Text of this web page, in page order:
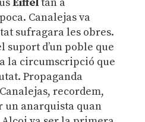
Eiffeltan a
Canalejas va
sufragara les obres.
suport d’un poble que
la circumscripció que
Propaganda
recordem,
un anarquista quan